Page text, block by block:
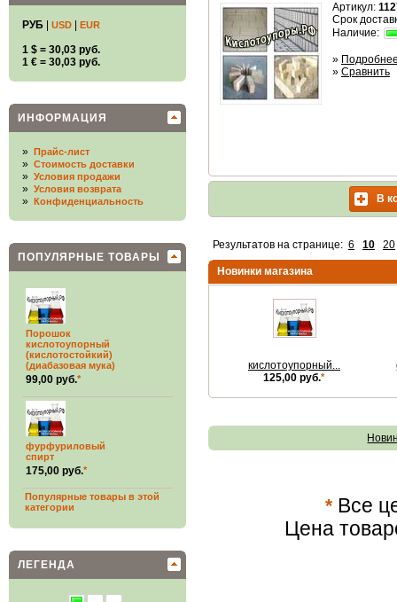
РУБ USD EUR
1 $ = 30,03 руб.
1 € = 30,03 руб.
ИНФОРМАЦИЯ
» Прайс-лист
» Стоимость доставки
» Условия продажи
» Условия возврата
» Конфиденциальность
ПОПУЛЯРНЫЕ ТОВАРЫ
Порошок
кислотоупорный
(кислотостойкий)
(диабазовая мука)
99,00 руб.*
фурфуриловый
спирт
175,00 руб.*
Популярные товары в этой
категории
ЛЕГЕНДА
Артикул:
Срок
Наличие:
»
» Сравнить
В
Результатов на странице: 6 10 20
Новинки магазина
кислотоупорный...
125,00 руб.*
* Все
Цена